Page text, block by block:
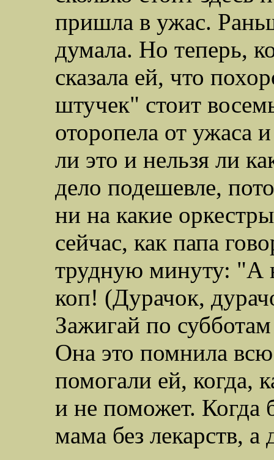
пришла в ужас.
думала. Но теперь,
сказала ей, что
штучек" стоит
оторопела от ужаса
ли это и нельзя ли
дело подешевле,
ни на какие
сейчас, как папа
трудную минуту: "А
коп! (Дурачок,
Зажигай по
Она это помнила
помогали ей, когда,
и не поможет. Когда
мама без лекарств,